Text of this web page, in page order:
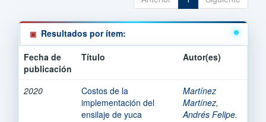
Resultados por ítem:
Fecha de
publicación
Título Autor(es)
2020
Costos de la
implementación del
ensilaje de yuca
Martínez
Martínez,
Andrés Felipe.